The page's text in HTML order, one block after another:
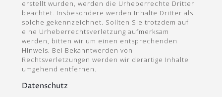
erstellt wurden, werden die Urheberrechte Dritter
beachtet. Insbesondere werden Inhalte Dritter als
solche gekennzeichnet. Sollten Sie trotzdem auf
eine Urheberrechtsverletzung aufmerksam
werden, bitten wir um einen entsprechenden
Hinweis. Bei Bekanntwerden von
Rechtsverletzungen werden wir derartige Inhalte
umgehend entfernen.
Datenschutz